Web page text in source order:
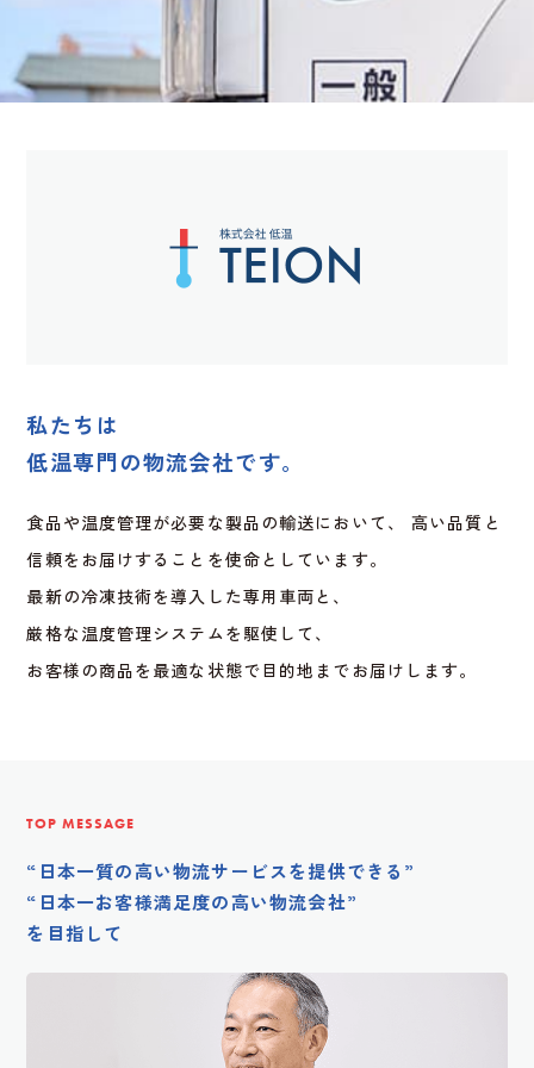
私たちは
低温専門の物流会社です。
食品や温度管理が必要な製品の輸送において、
高い品質と
信頼をお届けすることを使命としています。
最新の冷凍技術を導入した専用車両と、
厳格な温度管理システムを駆使して、
お客様の商品を最適な状態で目的地までお届けします。
TOP MESSAGE
“日本一質の高い物流サービスを提供できる”
“日本一お客様満足度の高い物流会社”
を目指して